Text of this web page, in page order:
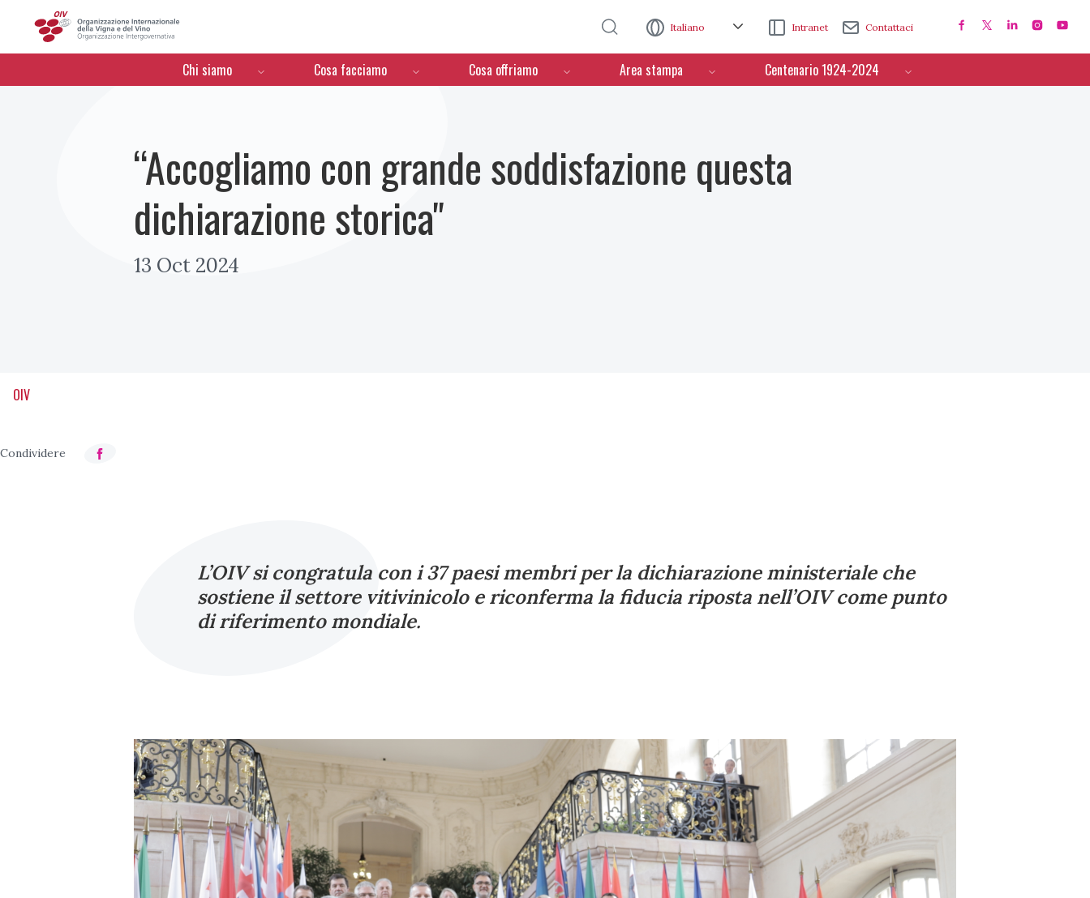
Italiano Intranet Contattaci
Menú de navegación
Chi siamo Cosa facciamo Cosa offriamo Area stampa Centenario 1924-2024
“Accogliamo con grande soddisfazione questa
dichiarazione storica"
13 Oct 2024
OIV
L’OIV si congratula con i 37 paesi membri per la dichiarazione ministeriale che
sostiene il settore vitivinicolo e riconferma la fiducia riposta nell’OIV come punto
di riferimento mondiale.